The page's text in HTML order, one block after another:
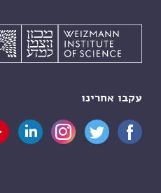
עקבו אחרינו